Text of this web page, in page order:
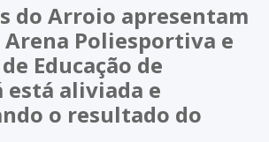
do Arroio apresentam
Poliesportiva e
Educação de
está aliviada e
o resultado do